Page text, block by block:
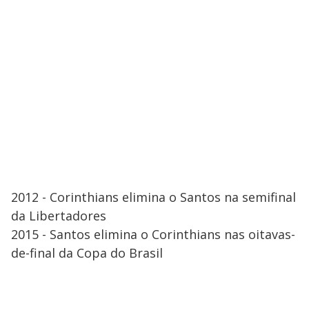
2012 - Corinthians elimina o Santos na semifinal
da Libertadores
2015 - Santos elimina o Corinthians nas oitavas-
de-final da Copa do Brasil